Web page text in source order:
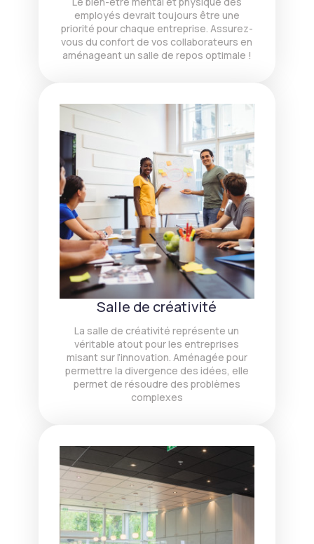
employés devrait toujours être une
priorité pour chaque entreprise. Assurez-
vous du confort de vos collaborateurs en
aménageant un salle de repos optimale !
Salle de créativité
La salle de créativité représente un
véritable atout pour les entreprises
misant sur l’innovation. Aménagée pour
permettre la divergence des idées, elle
permet de résoudre des problèmes
complexes